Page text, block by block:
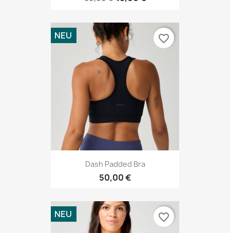
Dash Padded Bra
50,00 €
NEU favorite_border
NEU favorite_border